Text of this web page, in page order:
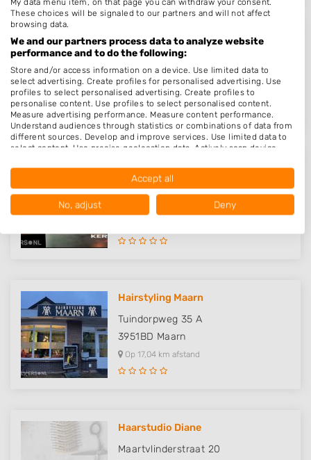
HairwizardofOss
Visstraat 58
5345DJ Oss
Op 16,66 km afstand
Barbier Kerels
Tuinstraat 133 1ste Etage
Hairstyling Maarn
Tuindorpweg 35 A
3951BD Maarn
Op 17,04 km afstand
Haarstudio Diane
Maartvlinderstraat 20
These choices will be signaled to our partners and will not affect
browsing data.
We and our partners process data to analyze website
performance and to do the following:
Store and/or access information on a device. Use limited data to
select advertising. Create profiles for personalised advertising. Use
profiles to select personalised advertising. Create profiles to
personalise content. Use profiles to select personalised content.
Measure advertising performance. Measure content performance.
Understand audiences through statistics or combinations of data from
different sources. Develop and improve services. Use limited data to
select content. Use precise geolocation data. Actively scan device
Data may be shared outside of the European Union and send to the
Your consent and the cookie policy applies solely to this website/app.
View Partner List (1016 IAB Vendors)
We use your data for the following purposes:
IAB processing purposes:
Use limited data to select advertising
Create profiles for personalised advertising
Use profiles to select personalised
advertising
Use profiles to select personalised content
Measure advertising performance
Accept all
No, adjust Deny